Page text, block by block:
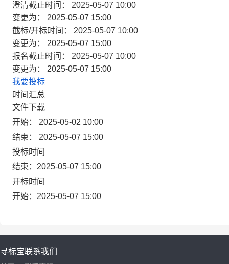
澄清截止时间：
2025-05-07 10:00
变更为：
2025-05-07 15:00
截标/开标时间：
2025-05-07 10:00
变更为：
2025-05-07 15:00
报名截止时间：
2025-05-07 10:00
变更为：
2025-05-07 15:00
我要投标
时间汇总
文件下载
开始： 2025-05-02 10:00
结束： 2025-05-07 15:00
投标时间
结束：2025-05-07 15:00
开标时间
开始：2025-05-07 15:00
寻标宝联系我们